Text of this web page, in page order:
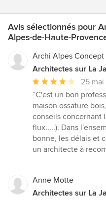
Avis sélectionnés pour
Alpes-de-Haute-
Archi Alpes Concept
Architectes sur La
Note
moyenne
:
4
étoiles
sur
5
25 mai
“C'est un bon
maison ossature
conseils concernant
flux.....). Dans
bonne, les délais et
un architecte à
Anne Motte
Architectes sur La